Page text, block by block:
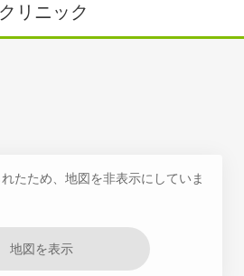
リニック
たため、地図を非表示にしていま
地図を表示